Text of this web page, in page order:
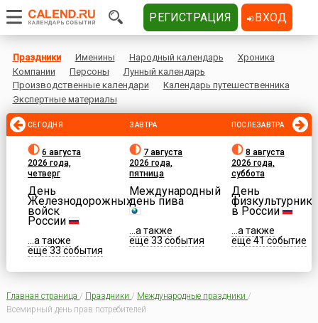
Праздники Именины Народный календарь
Хроника
Компании
Персоны
Лунный календарь
Производственные календари
Календарь путешественника
Экспертные материалы
СЕГОДНЯ
6 августа
2026 года,
четверг
День
Железнодорожных
войск
России
...а также
еще 33 события
ЗАВТРА
7 августа
2026 года,
пятница
Международный
день пива
...а также
еще 33 события
ПОСЛЕЗАВТРА
8 августа
2026 года,
суббота
День
физкультурника
в России
...а также
еще 41 событие
Главная страница / Праздники / Международные праздники /
Всемирный день прав потребителей
РЕГИСТРАЦИЯ ВХОД